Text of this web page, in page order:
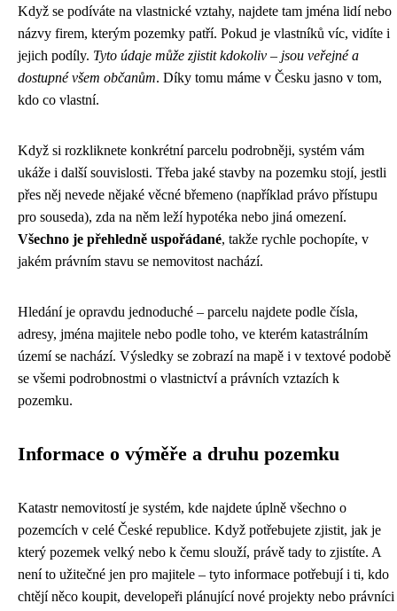
Když se podíváte na vlastnické vztahy, najdete tam jména lidí nebo
názvy firem, kterým pozemky patří. Pokud je vlastníků víc, vidíte i
jejich podíly. Tyto údaje může zjistit kdokoliv – jsou veřejné a
dostupné všem občanům. Díky tomu máme v Česku jasno v tom,
kdo co vlastní.
Když si rozkliknete konkrétní parcelu podrobněji, systém vám
ukáže i další souvislosti. Třeba jaké stavby na pozemku stojí, jestli
přes něj nevede nějaké věcné břemeno (například právo přístupu
pro souseda), zda na něm leží hypotéka nebo jiná omezení.
Všechno je přehledně uspořádané, takže rychle pochopíte, v
jakém právním stavu se nemovitost nachází.
Hledání je opravdu jednoduché – parcelu najdete podle čísla,
adresy, jména majitele nebo podle toho, ve kterém katastrálním
území se nachází. Výsledky se zobrazí na mapě i v textové podobě
se všemi podrobnostmi o vlastnictví a právních vztazích k
pozemku.
Informace o výměře a druhu pozemku
Katastr nemovitostí je systém, kde najdete úplně všechno o
pozemcích v celé České republice. Když potřebujete zjistit, jak je
který pozemek velký nebo k čemu slouží, právě tady to zjistíte. A
není to užitečné jen pro majitele – tyto informace potřebují i ti, kdo
chtějí něco koupit, developeři plánující nové projekty nebo právníci